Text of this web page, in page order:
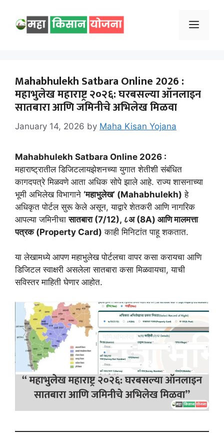
content
Menu
Mahabhulekh Satbara Online 2026 :
महाभुलेख महाराष्ट्र २०२६: घरबसल्या ऑनलाइन
सातबारा आणि जमिनीचे अभिलेख मिळवा
January 14, 2026 by Maha Kisan Yojana
Mahabhulekh Satbara Online 2026 :
महाराष्ट्रातील डिजिटलायझेशनच्या युगात शेतीशी संबंधित
कागदपत्रे मिळवणे आता अधिक सोपे झाले आहे. राज्य शासनाच्या
भूमी अभिलेख विभागाने ‘महाभुलेख’ (Mahabhulekh) हे
अधिकृत पोर्टल सुरू केले असून, याद्वारे शेतकरी आणि नागरिक
आपल्या जमिनीचासातबारा (7/12), ८अ (8A) आणि मालमत्ता
पत्रक (Property Card) काही मिनिटांत पाहू शकतात.
या लेखामध्ये आपण महाभुलेख पोर्टलचा वापर कसा करायचा आणि
डिजिटल स्वाक्षरी असलेला सातबारा कसा मिळवायचा, याची
सविस्तर माहिती घेणार आहोत.